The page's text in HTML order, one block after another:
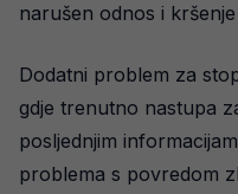
narušen odnos i
Dodatni problem za
gdje trenutno nastupa
posljednjim
problema s povredom